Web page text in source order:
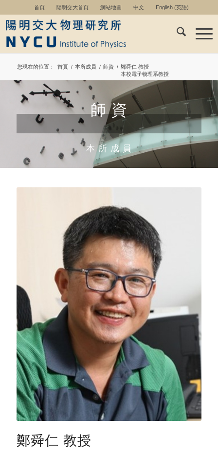
首頁 陽明交大首頁 網站地圖 中文 English(英語)
您現在的位置： 首頁 / 本所成員 / 師資 / 鄭舜仁 教授
本校電子物理系教授
師 資
本 所 成 員
鄭舜仁 教授